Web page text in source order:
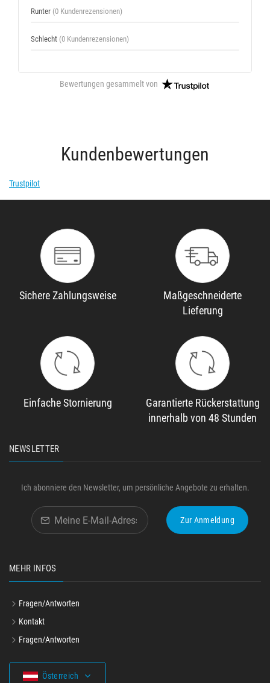
Runter (0 Kundenrezensionen)
Schlecht (0 Kundenrezensionen)
Bewertungen gesammelt von
Kundenbewertungen
Trustpilot
Sichere Zahlungsweise
Maßgeschneiderte
Lieferung
Einfache Stornierung
Garantierte Rückerstattung
innerhalb von 48 Stunden
NEWSLETTER
Ich abonniere den Newsletter, um persönliche Angebote zu erhalten.
Zur Anmeldung
MEHR INFOS
Fragen/Antworten
Kontakt
Fragen/Antworten
Österreich